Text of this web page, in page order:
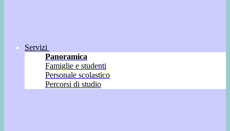
Servizi
Panoramica
Famiglie e studenti
Personale scolastico
Percorsi di studio